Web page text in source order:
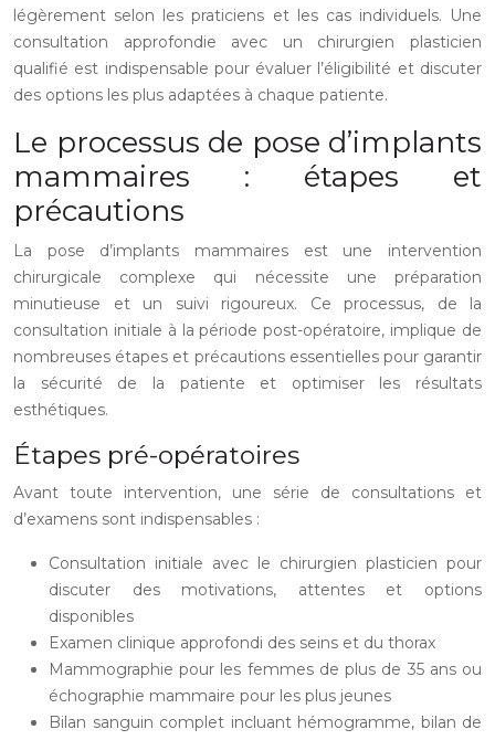
légèrement selon les praticiens et les cas individuels. Une
consultation approfondie avec un chirurgien plasticien
qualifié est indispensable pour évaluer l’éligibilité et discuter
des options les plus adaptées à chaque patiente.
Le processus de pose d’implants
mammaires : étapes et
précautions
La pose d’implants mammaires est une intervention
chirurgicale complexe qui nécessite une préparation
minutieuse et un suivi rigoureux. Ce processus, de la
consultation initiale à la période post-opératoire, implique de
nombreuses étapes et précautions essentielles pour garantir
la sécurité de la patiente et optimiser les résultats
esthétiques.
Étapes pré-opératoires
Avant toute intervention, une série de consultations et
d’examens sont indispensables :
Consultation initiale avec le chirurgien plasticien pour
discuter des motivations, attentes et options
disponibles
Examen clinique approfondi des seins et du thorax
Mammographie pour les femmes de plus de 35 ans ou
échographie mammaire pour les plus jeunes
Bilan sanguin complet incluant hémogramme, bilan de